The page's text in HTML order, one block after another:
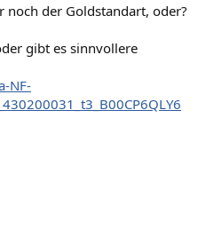
noch der Goldstandart, oder?
gibt es sinnvollere
NF-